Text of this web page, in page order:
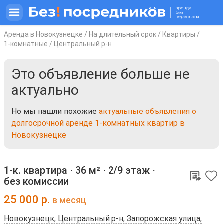
Аренда в Новокузнецке / На длительный срок / Квартиры /
1-комнатные / Центральный р-н
Это объявление больше не
актуально
Но мы нашли похожие актуальные объявления о
долгосрочной аренде 1-комнатных квартир в
Новокузнецке
1-к. квартира ⋅ 36 м² ⋅ 2/9 этаж ⋅
без комиссии
25 000 р. в месяц
Новокузнецк, Центральный р-н, Запорожская улица,